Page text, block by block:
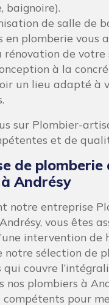
baignoire).
de salle de
en plomberie vous
rénovation de votre
à la
un lieu adapté à
sur Plombier-
et de
de plomberie
Andrésy
notre entreprise
vous êtes
intervention
notre sélection de
couvre
nos plombiers à
pour